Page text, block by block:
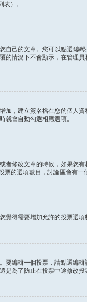
表）。
自己的文章。您可以點選編輯
的情況下不會顯示，在管理
加，建立簽名檔在您的個人
就會自動勾選相應選項。
者修改文章的時候，如果您
的選項數目，討論區會有一
覺得需要增加允許的投票選項
要編輯一個投票，請點選編
是為了防止在投票中途修改投